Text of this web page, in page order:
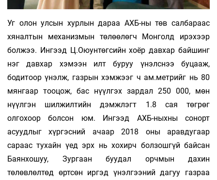
Уг олон улсын хурлын дараа АХБ-ны төв салбараас
хяналтын механизмын төлөөлөгч Монголд ирэхээр
болжээ. Ингээд Ц.Оюунтөгсийн хоёр давхар байшинг
нэг давхар хэмээн илт буруу үнэлснээ буцааж,
бодитоор үнэлж, газрын хэмжээг ч ам.метрийг нь 80
мянгаар тооцож, бас нүүлгэх зардал 250 000, мөн
нүүлгэн шилжилтийн дэмжлэгт 1.8 сая төгрөг
олгохоор болсон юм. Ингээд АХБ-ныхны сонорт
асуудлыг хүргэсний ачаар 2018 оны аравдугаар
сараас тухайн үед эрх нь хохирч болзошгүй байсан
Баянхошуу, Зургаан буудал орчмын дахин
төлөвлөлтөд өртсөн иргэд үнэлгээний дагуу газраа